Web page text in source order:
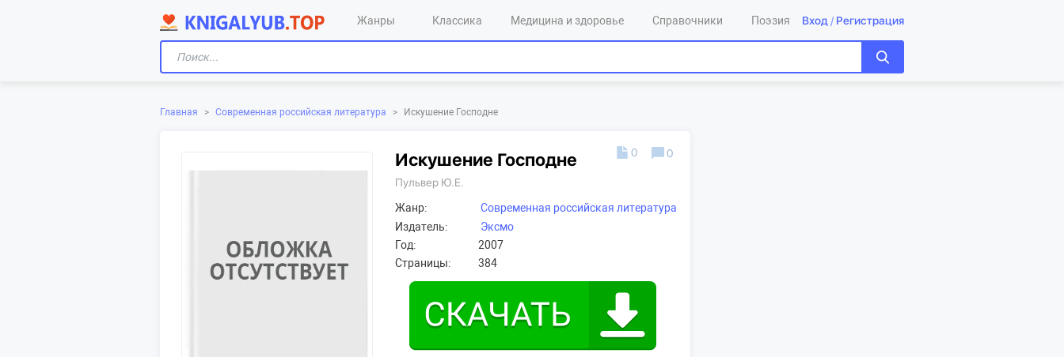
Жанры Классика Медицина и здоровье Справочники Поэзия Вход / Регистрация
Главная > Современная российская литература > Искушение Господне
Искушение Господне
Пульвер Ю.Е.
Жанр:
Современная российская литература
Издатель:
Эксмо
Год:
2007
Страницы:
384
0 0